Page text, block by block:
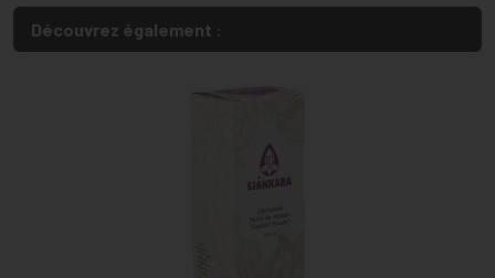
Découvrez également :